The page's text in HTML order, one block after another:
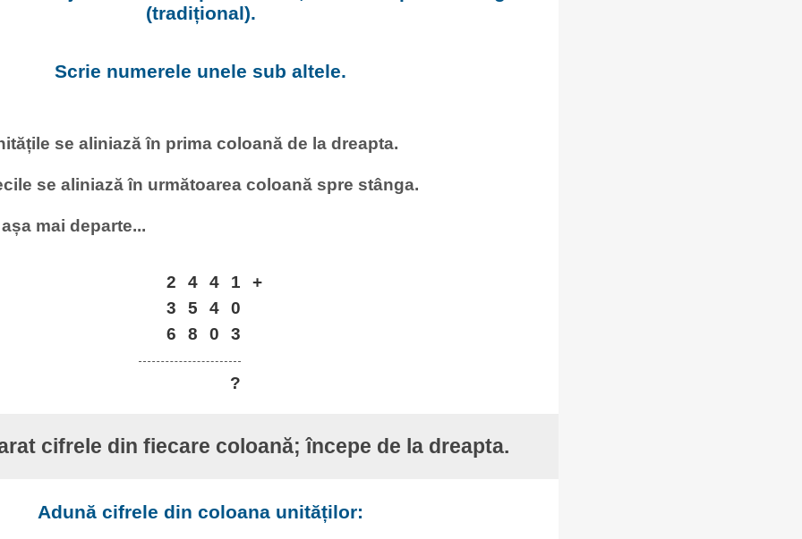
(tradițional).
Scrie numerele unele sub altele.
se aliniază în prima coloană de la dreapta.
se aliniază în următoarea coloană spre stânga.
mai departe...
2 4 4 1
+
3
5 4 0
6
8 0 3
?
cifrele din fiecare coloană; începe de la dreapta.
Adună cifrele din coloana unităților: